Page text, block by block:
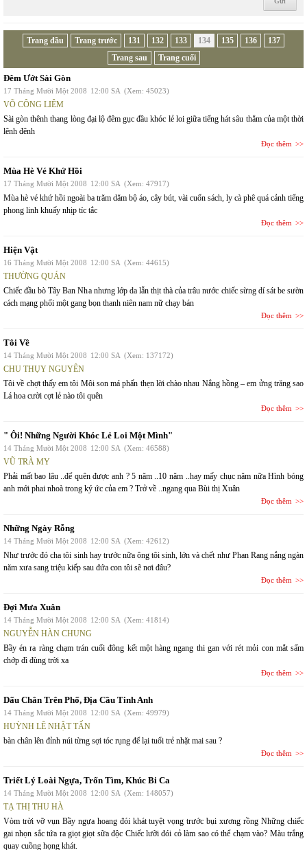
Trang đầu Trang trước 131 132 133 134 135 136
137
Trang sau
Trang cuối
Đêm Ướt Sài Gòn
17 Tháng Mười Một 2008 12:00 SA (Xem: 45023)
VÕ CÔNG LIÊM
Sài gòn thênh thang lòng đại lộ đêm gục đầu khóc lẻ loi giữa tiếng hát sâu thẳm của một thời
lênh đênh
Đọc thêm
Mùa Hè Vé Khứ Hồi
17 Tháng Mười Một 2008 12:00 SA (Xem: 47917)
Mùa hè vé khứ hồi ngoài ba trăm dăm bộ áo, cây bút, vài cuốn sách, ly cà phê quá cảnh tiếng
phong linh khuấy nhịp tíc tắc
Đọc thêm
Hiện Vật
16 Tháng Mười Một 2008 12:00 SA (Xem: 44615)
THƯỜNG QUÁN
Chiếc đầu bò Tây Ban Nha nhưng lớp da lẫn thịt thà của trâu nước chiếc sừng dí sát be sườn
cách mạng phổi một gang bọn thanh niên nam nữ chạy bán
Đọc thêm
Tôi Về
14 Tháng Mười Một 2008 12:00 SA (Xem: 137172)
CHU THỤY NGUYÊN
Tôi về chợt thấy em tôi Môi son má phấn thẹn lời chào nhau Nắng hồng – em ửng trăng sao
Lá hoa cười cợt lẻ nào tôi quên
Đọc thêm
" Ôi! Những Người Khóc Lẻ Loi Một Mình"
14 Tháng Mười Một 2008 12:00 SA (Xem: 46588)
VŨ TRÀ MY
Phải mất bao lâu ..để quên được anh ? 5 năm ..10 năm ..hay mấy chục năm nữa Hình bóng
anh mới phai nhoà trong ký ức của em ? Trở về ..ngang qua Bùi thị Xuân
Đọc thêm
Những Ngày Rỗng
14 Tháng Mười Một 2008 12:00 SA (Xem: 42612)
Như trước đó cha tôi sinh hay trước nữa ông tôi sinh, lớn và chết như Phan Rang nắng ngàn
năm xưa sang triệu kiếp sau đứa con tôi sẽ nơi đâu?
Đọc thêm
Đợi Mưa Xuân
14 Tháng Mười Một 2008 12:00 SA (Xem: 41814)
NGUYỄN HÀN CHUNG
Bầy én ra ràng chạm trán cuối đông kết một hàng ngang thi gan với rét mỏi con mắt sấm
chớp đì đùng trời xa
Đọc thêm
Dấu Chân Trên Phố, Địa Cầu Tinh Anh
14 Tháng Mười Một 2008 12:00 SA (Xem: 49979)
HUỲNH LÊ NHẬT TẤN
bàn chân lên đỉnh núi từng sợi tóc rụng để lại tuổi trẻ nhặt mai sau ?
Đọc thêm
Triết Lý Loài Ngựa, Trốn Tìm, Khúc Bi Ca
14 Tháng Mười Một 2008 12:00 SA (Xem: 148057)
TẠ THỊ THU HÀ
Vòm trời vỡ vụn Bầy ngựa hoang đói khát tuyệt vọng trước bụi xương rồng Những chiếc
gai nhọn sắc tứa ra giọt giọt sữa độc Chiếc lưỡi đói cỏ làm sao có thể chạm vào? Màu trắng
quay cuồng họng khát.